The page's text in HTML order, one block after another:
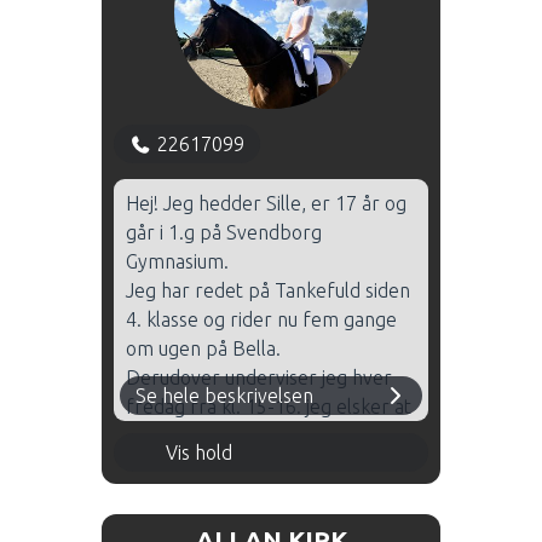
grundridningen, at eleverne får
en forståelse for hestene og
mest af alt at det skal være sjovt
at gå til ridning.
22617099
Hej! Jeg hedder Sille, er 17 år og
går i 1.g på Svendborg
Gymnasium.
Jeg har redet på Tankefuld siden
4. klasse og rider nu fem gange
om ugen på Bella.
Derudover underviser jeg hver
fredag fra kl. 15-16. jeg elsker at
min tid på stedet.
Se hele beskrivelsen
Vis hold
Torsdag 16.00 - 17.00 - Hal 2